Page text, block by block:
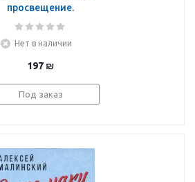
просвещение.
Американские
Империи и Собора
Нет в наличии
197 ₪
Под заказ